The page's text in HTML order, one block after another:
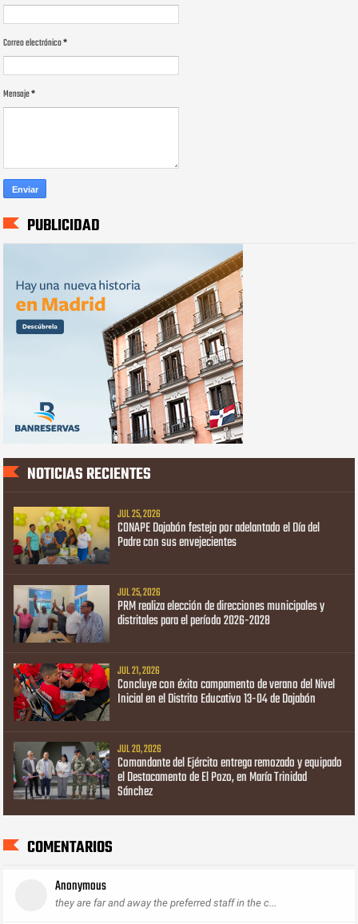
Correo electrónico*
Mensaje*
PUBLICIDAD
NOTICIAS RECIENTES
JUL 25, 2026
CONAPE Dajabón festeja por adelantado el Día del
Padre con sus envejecientes
JUL 25, 2026
PRM realiza elección de direcciones municipales y
distritales para el período 2026-2028
JUL 21, 2026
Concluye con éxito campamento de verano del Nivel
Inicial en el Distrito Educativo 13-04 de Dajabón
JUL 20, 2026
Comandante del Ejército entrega remozado y equipado
el Destacamento de El Pozo, en María Trinidad
Sánchez
COMENTARIOS
Anonymous
they are far and away the preferred staff in the c...